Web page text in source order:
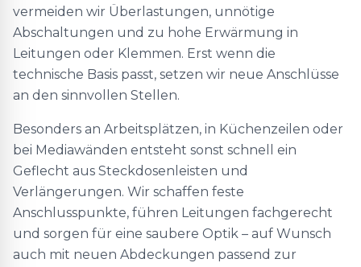
vermeiden wir Überlastungen, unnötige
Abschaltungen und zu hohe Erwärmung in
Leitungen oder Klemmen. Erst wenn die
technische Basis passt, setzen wir neue Anschlüsse
an den sinnvollen Stellen.
Besonders an Arbeitsplätzen, in Küchenzeilen oder
bei Mediawänden entsteht sonst schnell ein
Geflecht aus Steckdosenleisten und
Verlängerungen. Wir schaffen feste
Anschlusspunkte, führen Leitungen fachgerecht
und sorgen für eine saubere Optik – auf Wunsch
auch mit neuen Abdeckungen passend zur